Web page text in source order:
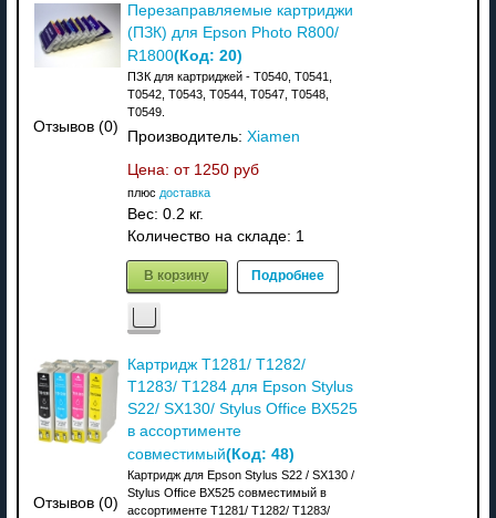
Отзывов (0)
Перезаправляемые картриджи
(ПЗК) для Epson Photo R800/
R1800(Код: 20)
ПЗК для картриджей - T0540, T0541,
T0542, T0543, T0544, T0547, T0548,
T0549.
Производитель: Xiamen
Цена: от 1250 руб
плюс доставка
Вес: 0.2 кг.
Количество на складе: 1
В корзину Подробнее
Отзывов (0)
Картридж T1281/ T1282/
T1283/ T1284 для Epson Stylus
S22/ SX130/ Stylus Office BX525
в ассортименте
совместимый(Код: 48)
Картридж для Epson Stylus S22 / SX130 /
Stylus Office BX525 совместимый в
ассортименте T1281/ T1282/ T1283/